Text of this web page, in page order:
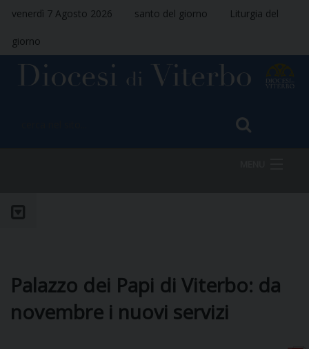
venerdì 7 Agosto 2026 santo del giorno Liturgia del
giorno
Palazzo dei Papi di Viterbo: da
novembre i nuovi servizi